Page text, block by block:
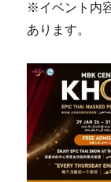
※イベント内
あります。